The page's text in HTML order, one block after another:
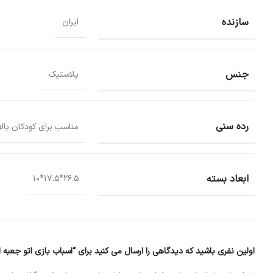
سازنده ایران
جنس پلاستیک
رده سنی مناسب برای کودکان بالای 3
ابعاد بسته 26.5*17.5*10
اولین نفری باشید که دیدگاهی را ارسال می کنید برای “اسباب بازی اتو جعبه